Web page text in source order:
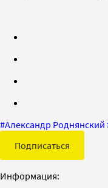
#Александр Роднянский
Подписаться
Информация: